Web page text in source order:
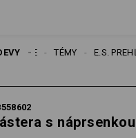
E.S.
TÉMY
DÁMSKE
s